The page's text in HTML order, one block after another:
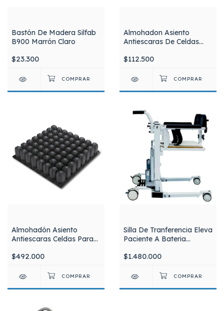
Bastón De Madera Silfab
B900 Marrón Claro
$23.300
Almohadon Asiento
Antiescaras De Celdas
De Ruedas Silfab AA02
$112.500
Almohadón Asiento
Antiescaras Celdas Para
Con Válvula y inflador
$492.000
Silla De Tranferencia Eleva
Paciente A Bateria
$1.480.000